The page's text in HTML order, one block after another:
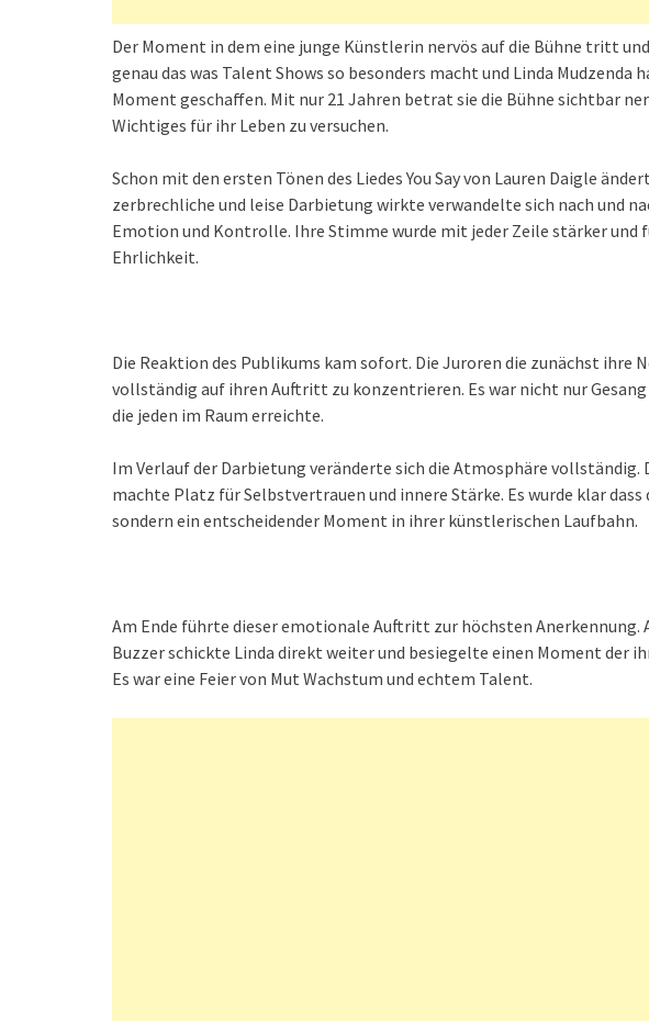
Der Moment in dem eine junge Künstlerin nervös auf die Bühne tritt
genau das was Talent Shows so besonders macht und Linda Mudzenda
Moment geschaffen. Mit nur 21 Jahren betrat sie die Bühne sichtbar
Wichtiges für ihr Leben zu versuchen.
Schon mit den ersten Tönen des Liedes You Say von Lauren Daigle
zerbrechliche und leise Darbietung wirkte verwandelte sich nach und
Emotion und Kontrolle. Ihre Stimme wurde mit jeder Zeile stärker und
Ehrlichkeit.
Die Reaktion des Publikums kam sofort. Die Juroren die zunächst ihre
vollständig auf ihren Auftritt zu konzentrieren. Es war nicht nur
die jeden im Raum erreichte.
Im Verlauf der Darbietung veränderte sich die Atmosphäre vollständig.
machte Platz für Selbstvertrauen und innere Stärke. Es wurde klar
sondern ein entscheidender Moment in ihrer künstlerischen Laufbahn.
Am Ende führte dieser emotionale Auftritt zur höchsten Anerkennung.
Buzzer schickte Linda direkt weiter und besiegelte einen Moment der
Es war eine Feier von Mut Wachstum und echtem Talent.